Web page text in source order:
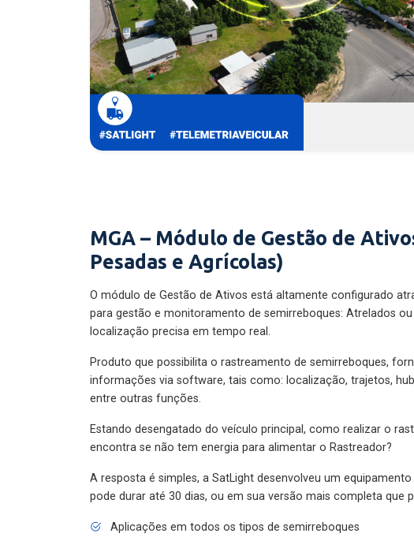
MGA – Módulo de Gestão de
Pesadas e Agrícolas)
O módulo de Gestão de Ativos está altamente configurado
para gestão e monitoramento de semirreboques: Atrelados
localização precisa em tempo real.
Produto que possibilita o rastreamento de semirreboques,
informações via software, tais como: localização, trajetos,
entre outras funções.
Estando desengatado do veículo principal, como realizar o
encontra se não tem energia para alimentar o Rastreador?
A resposta é simples, a SatLight desenvolveu um equipamento
pode durar até 30 dias, ou em sua versão mais completa que
Aplicações em todos os tipos de semirreboques